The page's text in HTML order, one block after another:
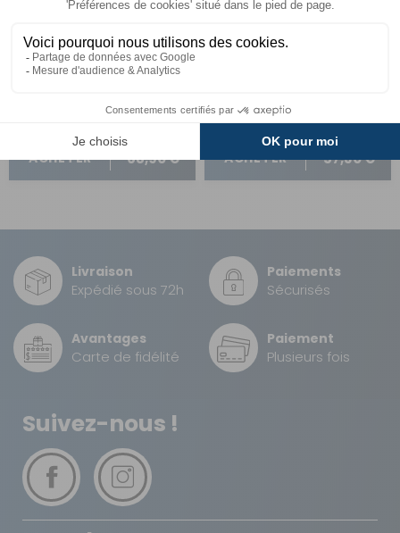
Comparer
Réf : PD005328
SUR
COMMANDE
ACHETER 68,90 €
Comparer
ACHETER 57,30 €
Livraison
Expédié sous 72h
Paiements
Sécurisés
Avantages
Carte de fidélité
Paiement
Plusieurs fois
Suivez-nous !